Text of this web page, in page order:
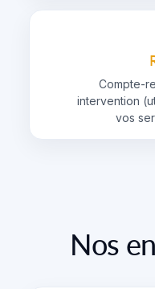
Compte-
intervention
vos
Nos